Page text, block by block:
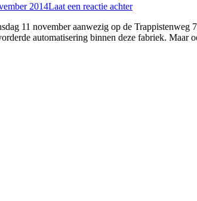
2014Laat een reactie achter
11 november aanwezig op de
automatisering binnen deze fabriek. Maar